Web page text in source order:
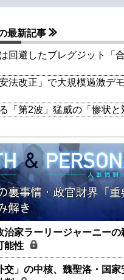
最新記事
回避したブレグジット「
法改正」で大規模過激デ
「第2波」猛威の「惨状と
治家ラーリージャーニーの
能性
交」の中核、魏聖洛・国家